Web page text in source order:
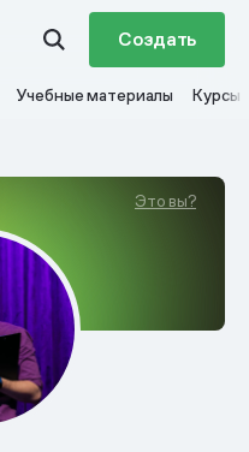
Создать
Учебные материалы Курсы
Это вы?